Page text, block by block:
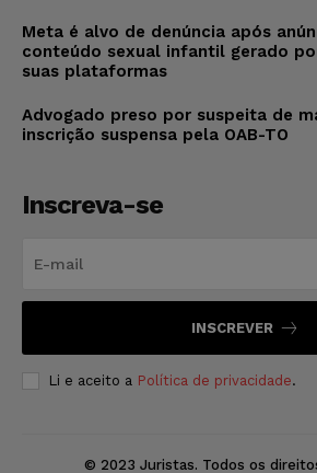
Meta é alvo de denúncia após
conteúdo sexual infantil gerado
suas plataformas
Advogado preso por suspeita de
inscrição suspensa pela OAB-TO
Inscreva-se
INSCREVER
Li e aceito a Política de privacidade.
© 2023 Juristas. Todos os